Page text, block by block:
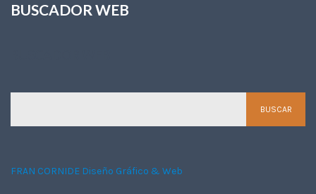
BUSCADOR WEB
FRAN CORNIDE Diseño Gráfico & Web